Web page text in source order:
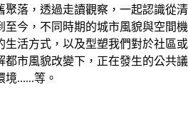
聚落，透過走讀觀察，一起認識從清
至今，不同時期的城市風貌與空間機
生活方式，以及型塑我們對於社區或
都市風貌改變下，正在發生的公共議
......等。